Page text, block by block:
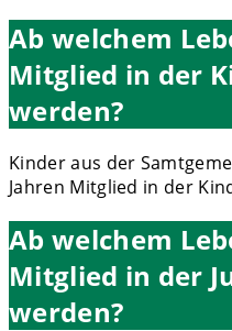
Ab welchem
Mitglied in der
werden?
Kinder aus der
Jahren Mitglied in der
Ab welchem
Mitglied in der
werden?